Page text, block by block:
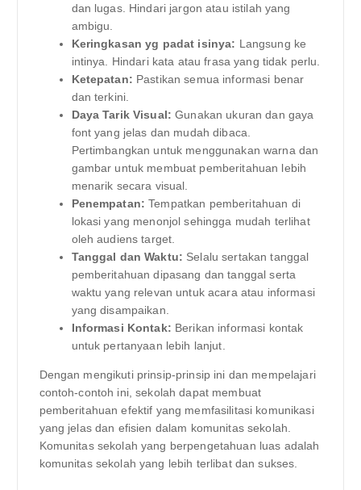
dan lugas. Hindari jargon atau istilah yang
ambigu.
Keringkasan yg padat isinya: Langsung ke
intinya. Hindari kata atau frasa yang tidak perlu.
Ketepatan: Pastikan semua informasi benar
dan terkini.
Daya Tarik Visual: Gunakan ukuran dan gaya
font yang jelas dan mudah dibaca.
Pertimbangkan untuk menggunakan warna dan
gambar untuk membuat pemberitahuan lebih
menarik secara visual.
Penempatan: Tempatkan pemberitahuan di
lokasi yang menonjol sehingga mudah terlihat
oleh audiens target.
Tanggal dan Waktu: Selalu sertakan tanggal
pemberitahuan dipasang dan tanggal serta
waktu yang relevan untuk acara atau informasi
yang disampaikan.
Informasi Kontak: Berikan informasi kontak
untuk pertanyaan lebih lanjut.
Dengan mengikuti prinsip-prinsip ini dan mempelajari
contoh-contoh ini, sekolah dapat membuat
pemberitahuan efektif yang memfasilitasi komunikasi
yang jelas dan efisien dalam komunitas sekolah.
Komunitas sekolah yang berpengetahuan luas adalah
komunitas sekolah yang lebih terlibat dan sukses.